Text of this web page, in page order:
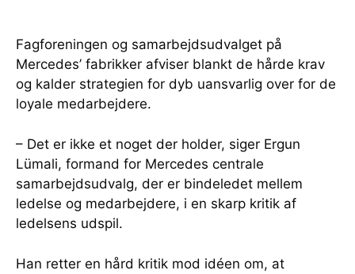
Fagforeningen og samarbejdsudvalget på
Mercedes’ fabrikker afviser blankt de hårde krav
og kalder strategien for dyb uansvarlig over for de
loyale medarbejdere.
– Det er ikke et noget der holder, siger Ergun
Lümali, formand for Mercedes centrale
samarbejdsudvalg, der er bindeledet mellem
ledelse og medarbejdere, i en skarp kritik af
ledelsens udspil.
Han retter en hård kritik mod idéen om, at